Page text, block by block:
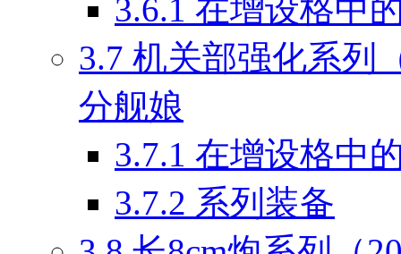
3.6.1 在增设格中
3.7 机关部强化系列
分舰娘
3.7.1 在增设格中
3.7.2 系列装备